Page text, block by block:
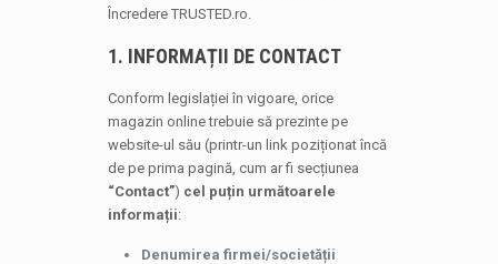
Încredere TRUSTED.ro.
1. INFORMAȚII DE CONTACT
Conform legislației în vigoare, orice
magazin online trebuie să prezinte pe
website-ul său (printr-un link poziționat încă
de pe prima pagină, cum ar fi secțiunea
“Contact”) cel puțin următoarele
informații:
Denumirea firmei/societății